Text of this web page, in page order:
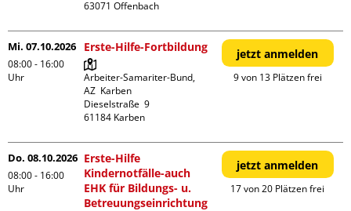
Mi. 07.10.2026
08:00 - 16:00
Uhr
Erste-Hilfe-Fortbildung
Arbeiter-Samariter-Bund,
AZ  Karben
Dieselstraße  9
jetzt anmelden
9 von 13 Plätzen frei
Do. 08.10.2026
08:00 - 16:00
Uhr
Erste-Hilfe
Kindernotfälle-auch
EHK für Bildungs- u.
Betreuungseinrichtung
jetzt anmelden
17 von 20 Plätzen frei